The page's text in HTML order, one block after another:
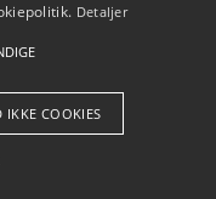
Aps
Detaljer
IKKE COOKIES